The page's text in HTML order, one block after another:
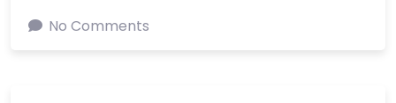
No Comments